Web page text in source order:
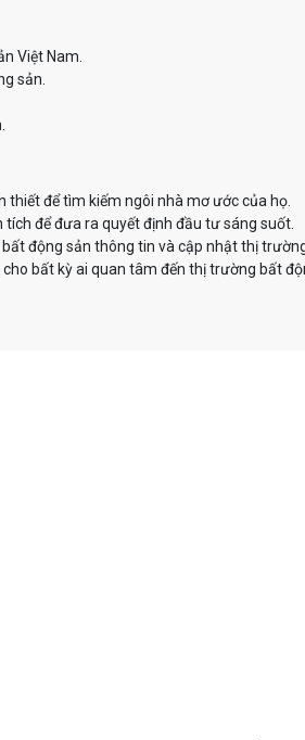
Việt Nam.
sản.
để tìm kiếm ngôi nhà mơ ước của họ.
để đưa ra quyết định đầu tư sáng suốt.
động sản thông tin và cập nhật thị
bất kỳ ai quan tâm đến thị trường bất